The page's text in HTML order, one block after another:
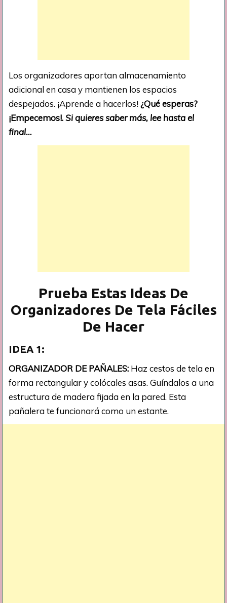
Los organizadores aportan almacenamiento
adicional en casa y mantienen los espacios
despejados. ¡Aprende a hacerlos! ¿Qué esperas?
¡Empecemos!.Si quieres saber más, lee hasta el
final…
Prueba Estas Ideas De
Organizadores De Tela Fáciles
De Hacer
IDEA 1:
ORGANIZADOR DE PAÑALES: Haz cestos de tela en
forma rectangular y colócales asas. Guíndalos a una
estructura de madera fijada en la pared. Esta
pañalera te funcionará como un estante.